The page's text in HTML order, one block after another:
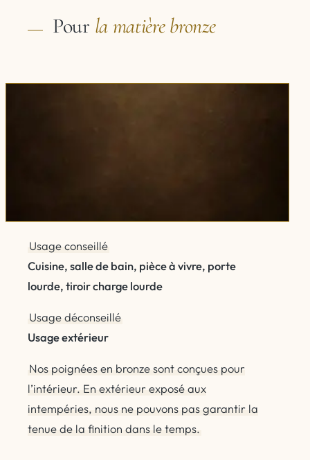
Pour la matièrebronze
Usage conseillé
Cuisine, salle de bain, pièce à vivre, porte
lourde, tiroir charge lourde
Usage déconseillé
Usage extérieur
Nos poignées en bronze sont conçues pour
l’intérieur. En extérieur exposé aux
intempéries, nous ne pouvons pas garantir la
tenue de la finition dans le temps.